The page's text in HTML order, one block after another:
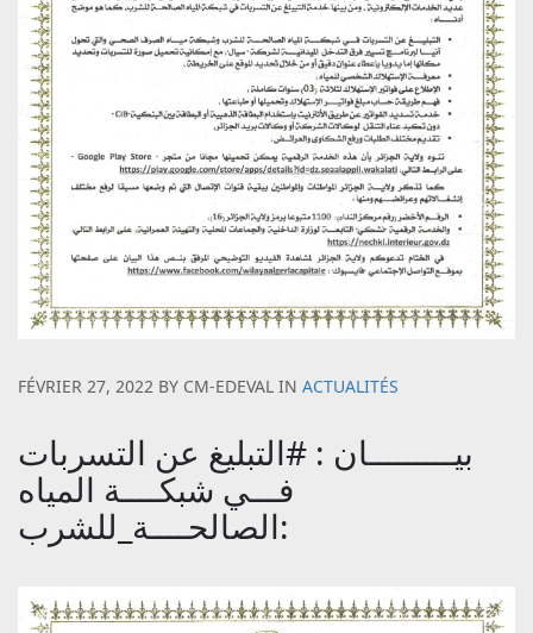
FÉVRIER 27, 2022 BY CM-EDEVAL IN ACTUALITÉS
بيـــــــــان : #التبليغ عن التسربات
فـــي شبكــــة المياه
الصالحــــة_للشرب: